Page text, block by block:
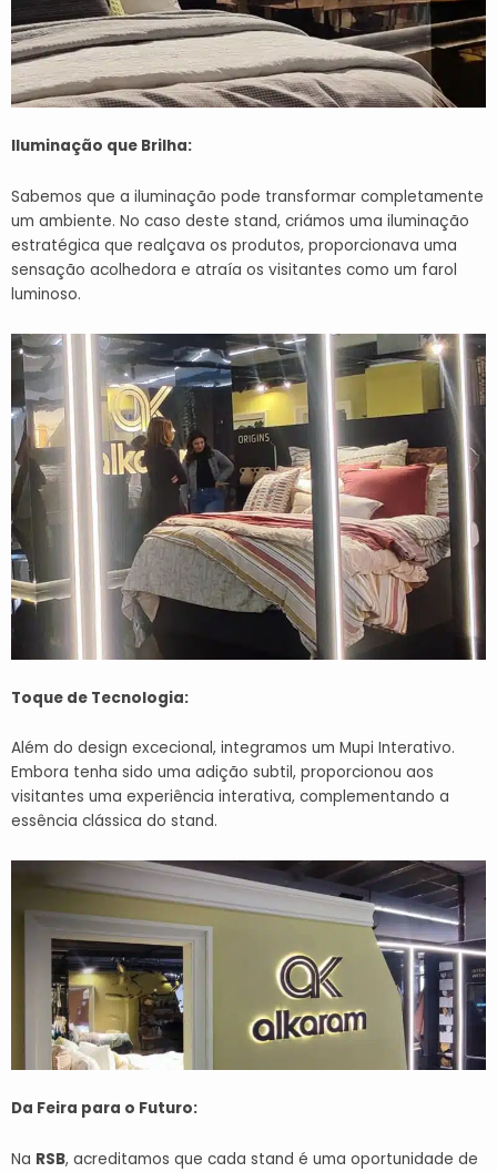
Iluminação que Brilha:
Sabemos que a iluminação pode transformar completamente
um ambiente. No caso deste stand, criámos uma iluminação
estratégica que realçava os produtos, proporcionava uma
sensação acolhedora e atraía os visitantes como um farol
luminoso.
Toque de Tecnologia:
Além do design excecional, integramos um Mupi Interativo.
Embora tenha sido uma adição subtil, proporcionou aos
visitantes uma experiência interativa, complementando a
essência clássica do stand.
Da Feira para o Futuro:
Na RSB, acreditamos que cada stand é uma oportunidade de